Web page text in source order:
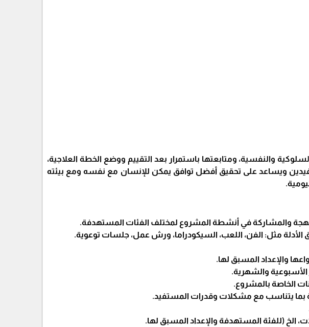
والنفسية، ومتابعتها باستمرار بعد التقييم ووضع الخطة العلاجية،
ويساعد على تحقيق أفضل توافق يمكن للإنسان مع نفسه ومع بيئته
والمشاركة في أنشطة المشروع لمختلف الفئات المستهدفة.
مثل: الفن، اللعب، السيكودراما، ورش عمل، جلسات توعوية.
والإعداد المسبق لها.
الأسبوعية والشهرية.
الخاصة بالمشروع.
بما يتناسب مع مشكلات وقدرات المستفيد.
الخ (للفئة المستهدفة والإعداد المسبق لها.